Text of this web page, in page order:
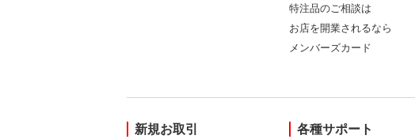
特注品のご相談は
お店を開業されるなら
メンバーズカード
新規お取引 各種サポート